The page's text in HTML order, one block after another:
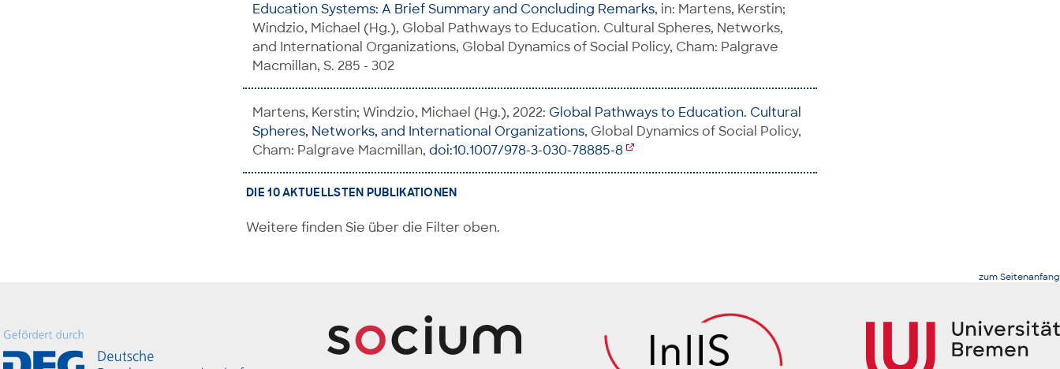
Education Systems: A Brief Summary and Concluding Remarks, in: Martens, Kerstin;
Windzio, Michael (Hg.), Global Pathways to Education. Cultural Spheres, Networks,
and International Organizations, Global Dynamics of Social Policy, Cham: Palgrave
Macmillan, S. 285 - 302
Martens, Kerstin; Windzio, Michael (Hg.), 2022: Global Pathways to Education. Cultural
Spheres, Networks, and International Organizations, Global Dynamics of Social Policy,
Cham: Palgrave Macmillan, doi:10.1007/978-3-030-78885-8
DIE 10 AKTUELLSTEN PUBLIKATIONEN
Weitere finden Sie über die Filter oben.
zum Seitenanfang